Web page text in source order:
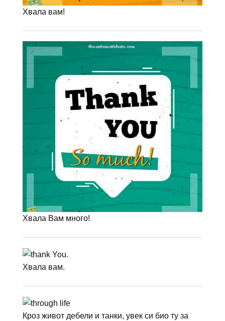
Хвала вам!
Хвала Вам много!
Хвала вам.
Кроз живот дебели и танки, увек си био ту за